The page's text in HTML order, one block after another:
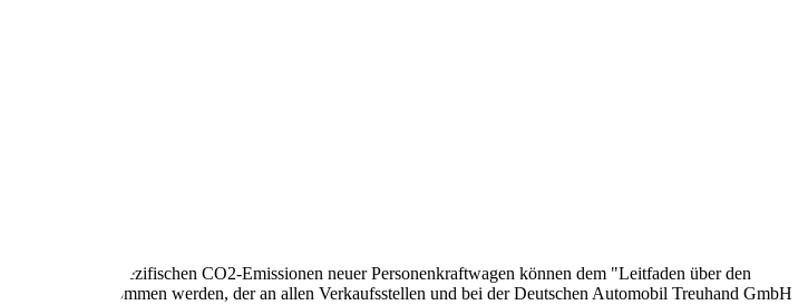
offiziellen spezifischen CO2-Emissionen neuer Personenkraftwagen können dem "Leitfaden über den
entnommen werden, der an allen Verkaufsstellen und bei der Deutschen Automobil Treuhand GmbH